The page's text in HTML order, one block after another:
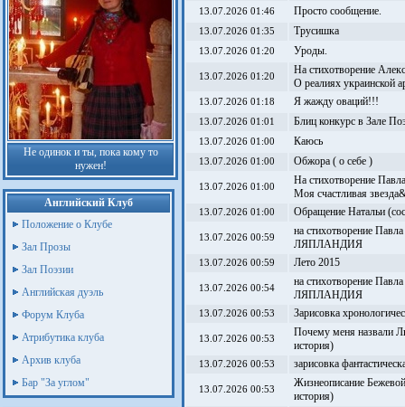
Не одинок и ты, пока кому то
нужен!
Английский Клуб
Положение о Клубе
Зал Прозы
Зал Поэзии
Английская дуэль
Форум Клуба
Атрибутика клуба
Архив клуба
Бар "За углом"
13.07.2026 01:46 Просто сообщение.
13.07.2026 01:35 Трусишка
13.07.2026 01:20 Уроды.
13.07.2026 01:20
На стихотворение
О реалиях украинской
13.07.2026 01:18 Я жажду оваций!!!
13.07.2026 01:01 Блиц конкурс в Зале
13.07.2026 01:00 Каюсь
13.07.2026 01:00 Обжора ( о себе )
13.07.2026 01:00
На стихотворение
Моя счастливая
13.07.2026 01:00 Обращение Натальи
13.07.2026 00:59
на стихотворение
ЛЯПЛАНДИЯ
13.07.2026 00:59 Лето 2015
13.07.2026 00:54
на стихотворение
ЛЯПЛАНДИЯ
13.07.2026 00:53 Зарисовка
13.07.2026 00:53
Почему меня назвали
история)
13.07.2026 00:53 зарисовка
13.07.2026 00:53
Жизнеописание
история)